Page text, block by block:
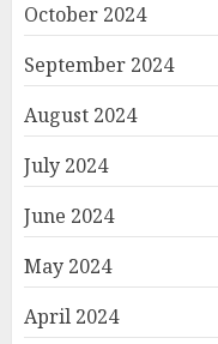
October 2024
September 2024
August 2024
July 2024
June 2024
May 2024
April 2024